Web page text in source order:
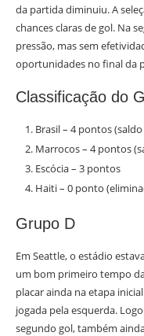
da partida diminuiu. A
chances claras de gol. Na
pressão, mas sem
oportunidades no final da
Classificação do
Brasil – 4 pontos
Marrocos – 4 pontos
Escócia – 3 pontos
Haiti – 0 ponto
Grupo D
Em Seattle, o estádio
um bom primeiro tempo
placar ainda na etapa
jogada pela esquerda.
segundo gol, também